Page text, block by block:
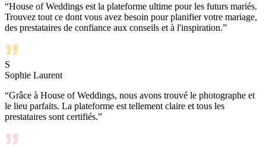
“House of Weddings est la plateforme ultime pour les futurs mariés.
Trouvez tout ce dont vous avez besoin pour planifier votre mariage,
des prestataires de confiance aux conseils et à l'inspiration.”
S
Sophie Laurent
“Grâce à House of Weddings, nous avons trouvé le photographe et
le lieu parfaits. La plateforme est tellement claire et tous les
prestataires sont certifiés.”